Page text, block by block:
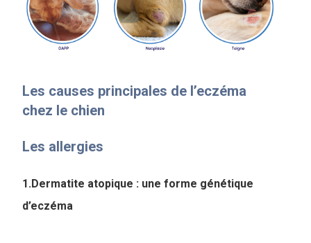
Les causes principales de l’eczéma
chez le chien
Les allergies
1.Dermatite atopique : une forme génétique
d’eczéma